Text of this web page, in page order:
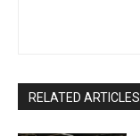
RELATED ARTICLES